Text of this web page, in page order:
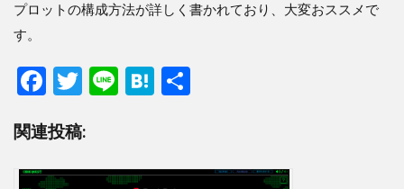
プロットの構成方法が詳しく書かれており、大変おススメで
す。
F
e
b
T
itt
er
Li H
n
関連投稿: